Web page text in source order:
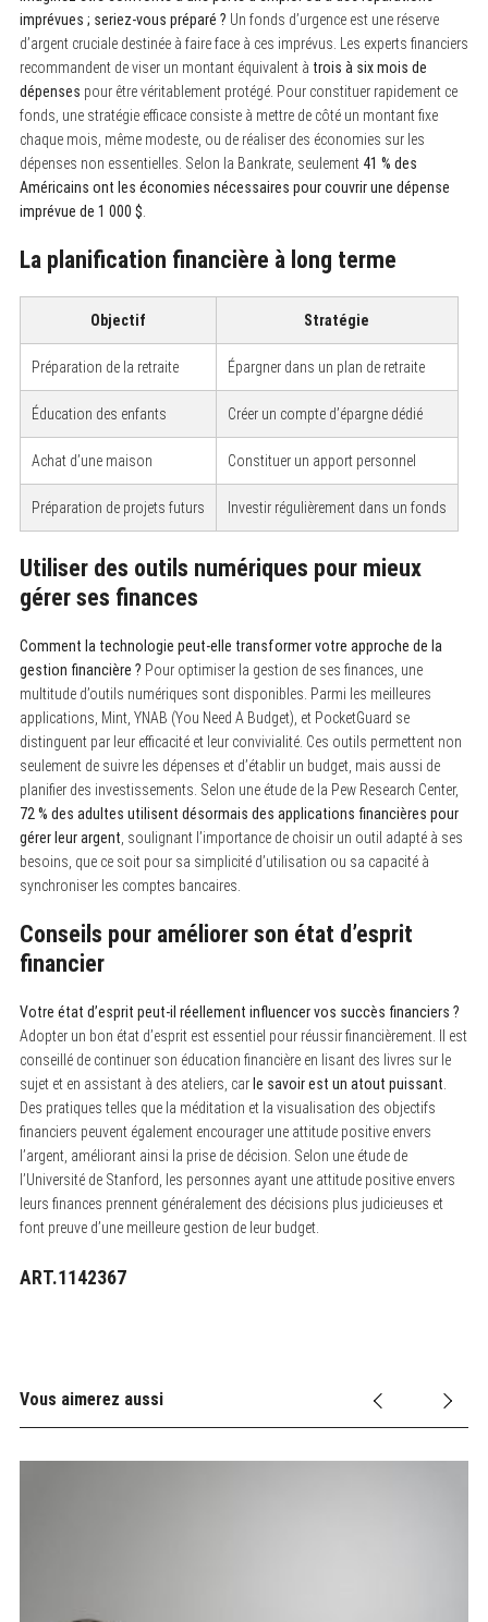
imprévues ; seriez-vous préparé ? Un fonds d’urgence est une réserve
d’argent cruciale destinée à faire face à ces imprévus. Les experts financiers
recommandent de viser un montant équivalent à trois à six mois de
dépenses pour être véritablement protégé. Pour constituer rapidement ce
fonds, une stratégie efficace consiste à mettre de côté un montant fixe
chaque mois, même modeste, ou de réaliser des économies sur les
dépenses non essentielles. Selon la Bankrate, seulement 41 % des
Américains ont les économies nécessaires pour couvrir une dépense
imprévue de 1 000 $
La planification financière à long terme
Objectif Stratégie
Préparation de la retraite Épargner dans un plan de retraite
Éducation des enfants Créer un compte d’épargne dédié
Achat d’une maison Constituer un apport personnel
Préparation de projets futurs Investir régulièrement dans un fonds
Utiliser des outils numériques pour mieux
gérer ses finances
Comment la technologie peut-elle transformer votre approche de la
gestion financière ? Pour optimiser la gestion de ses finances, une
multitude d’outils numériques sont disponibles. Parmi les meilleures
applications, Mint, YNAB (You Need A Budget), et PocketGuard se
distinguent par leur efficacité et leur convivialité. Ces outils permettent non
seulement de suivre les dépenses et d’établir un budget, mais aussi de
planifier des investissements. Selon une étude de la Pew Research Center,
72 % des adultes utilisent désormais des applications financières pour
gérer leur argent , soulignant l’importance de choisir un outil adapté à ses
besoins, que ce soit pour sa simplicité d’utilisation ou sa capacité à
synchroniser les comptes bancaires.
Conseils pour améliorer son état d’esprit
financier
Votre état d’esprit peut-il réellement influencer vos succès financiers ?
Adopter un bon état d’esprit est essentiel pour réussir financièrement. Il est
conseillé de continuer son éducation financière en lisant des livres sur le
sujet et en assistant à des ateliers, car le savoir est un atout puissant
Des pratiques telles que la méditation et la visualisation des objectifs
financiers peuvent également encourager une attitude positive envers
l’argent, améliorant ainsi la prise de décision. Selon une étude de
l’Université de Stanford, les personnes ayant une attitude positive envers
leurs finances prennent généralement des décisions plus judicieuses et
font preuve d’une meilleure gestion de leur budget.
ART.1142367
Vous aimerez aussi
f
r
: